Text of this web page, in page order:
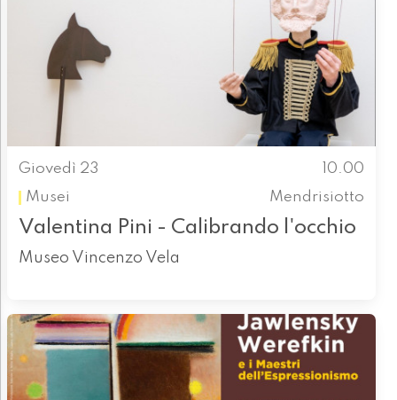
Giovedì 23
10.00
Musei
Mendrisiotto
Valentina Pini - Calibrando l'occhio
Museo Vincenzo Vela